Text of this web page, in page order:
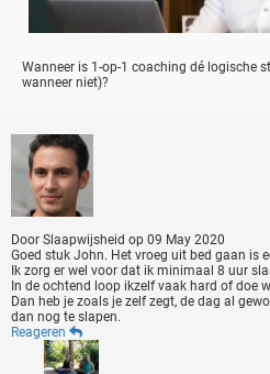
Wanneer is 1-op-1 coaching dé logische
wanneer niet)?
Door Slaapwijsheid op 09 May 2020
Goed stuk John. Het vroeg uit bed gaan is
Ik zorg er wel voor dat ik minimaal 8 uur
In de ochtend loop ikzelf vaak hard of doe
Dan heb je zoals je zelf zegt, de dag al
dan nog te slapen.
Reageren